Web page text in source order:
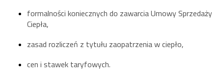
formalności koniecznych do zawarcia Umowy Sprzedaży
Ciepła,
zasad rozliczeń z tytułu zaopatrzenia w ciepło,
cen i stawek taryfowych.